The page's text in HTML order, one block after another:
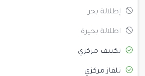
إطلالة بحر
اطلالة بحيرة
تكييف مركزي
تلفاز مركزي